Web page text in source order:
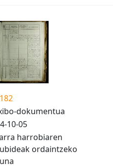
dokumentua
10-05
harrobiaren
ordaintzeko